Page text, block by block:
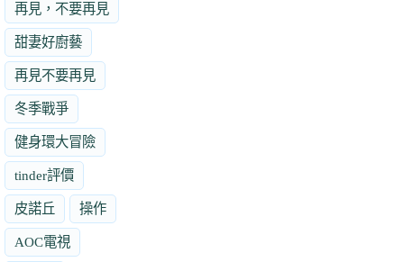
再見，不要再見
甜妻好廚藝
再見不要再見
冬季戰爭
健身環大冒險
tinder評價
皮諾丘 操作
AOC電視